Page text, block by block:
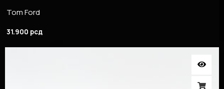
Tom Ford
31.900 рсд